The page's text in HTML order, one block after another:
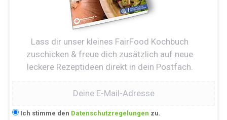
Lass dir unser kleines FairFood Kochbuch
zuschicken & freue dich zusätzlich auf neue
leckere Rezeptideen direkt in dein Postfach.
Ich stimme den Datenschutzregelungen zu.